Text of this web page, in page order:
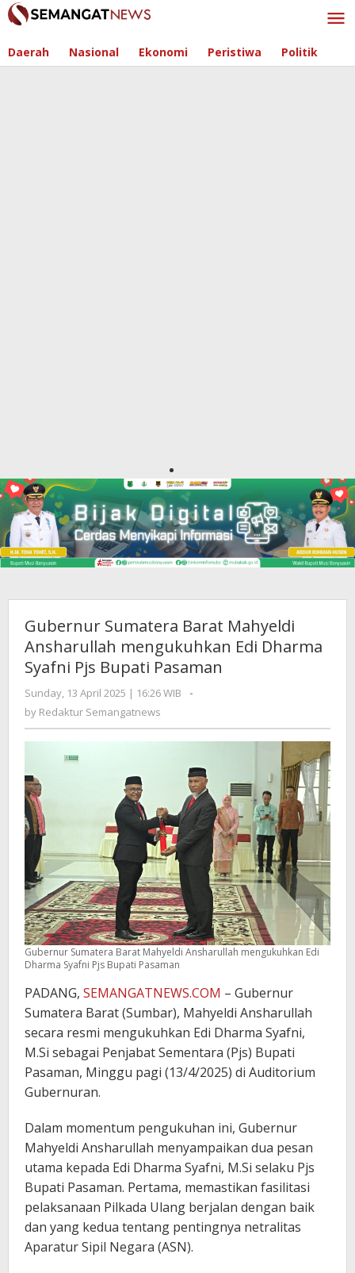
Skip
to
Daerah Nasional Ekonomi Peristiwa Politik
Gubernur Sumatera Barat Mahyeldi
Ansharullah mengukuhkan Edi Dharma
Syafni Pjs Bupati Pasaman
Sunday, 13 April 2025 | 16:26 WIB
by
-
by Redaktur Semangatnews
Gubernur Sumatera Barat Mahyeldi Ansharullah mengukuhkan Edi
Dharma Syafni Pjs Bupati Pasaman
PADANG, SEMANGATNEWS.COM – Gubernur
Sumatera Barat (Sumbar), Mahyeldi Ansharullah
secara resmi mengukuhkan Edi Dharma Syafni,
M.Si sebagai Penjabat Sementara (Pjs) Bupati
Pasaman, Minggu pagi (13/4/2025) di Auditorium
Gubernuran.
Dalam momentum pengukuhan ini, Gubernur
Mahyeldi Ansharullah menyampaikan dua pesan
utama kepada Edi Dharma Syafni, M.Si selaku Pjs
Bupati Pasaman. Pertama, memastikan fasilitasi
pelaksanaan Pilkada Ulang berjalan dengan baik
dan yang kedua tentang pentingnya netralitas
Aparatur Sipil Negara (ASN).